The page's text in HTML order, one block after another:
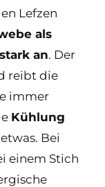
Lefzen
als
an. Der
reibt die
immer
Kühlung
Bei
einem Stich